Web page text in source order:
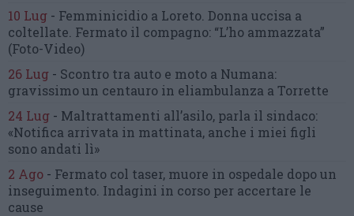
10 Lug - Femminicidio a Loreto. Donna uccisa a
coltellate. Fermato il compagno: “L’ho ammazzata”
(Foto-Video)
26 Lug - Scontro tra auto e moto a Numana:
gravissimo un centauro in eliambulanza a Torrette
24 Lug - Maltrattamenti all’asilo, parla il sindaco:
«Notifica arrivata in mattinata, anche i miei figli
sono andati lì»
2 Ago - Fermato col taser, muore in ospedale dopo un
inseguimento. Indagini in corso per accertare le
cause